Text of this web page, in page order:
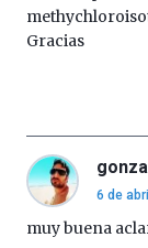
Gracias
6 de
muy buena